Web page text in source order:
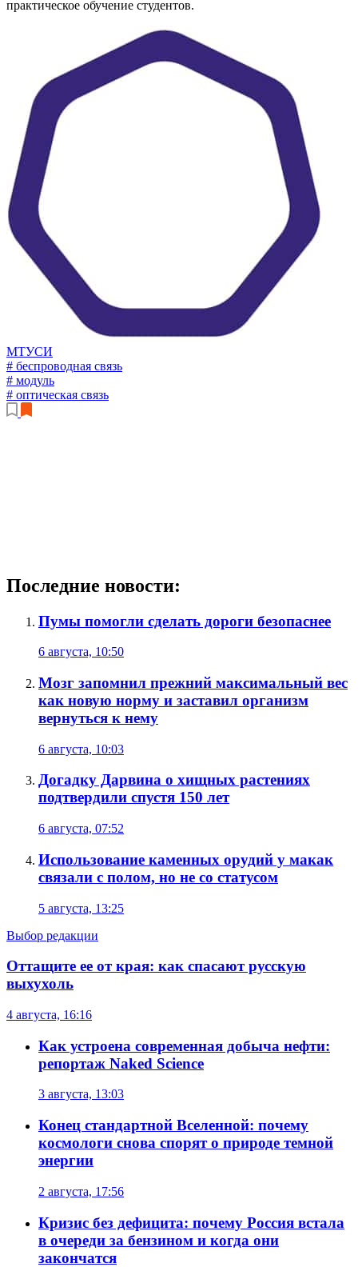
практическое обучение студентов.
МТУСИ
# беспроводная связь
# модуль
# оптическая связь
Последние новости:
Пумы помогли сделать дороги безопаснее
6 августа, 10:50
Мозг запомнил прежний максимальный вес
как новую норму и заставил организм
вернуться к нему
6 августа, 10:03
Догадку Дарвина о хищных растениях
подтвердили спустя 150 лет
6 августа, 07:52
Использование каменных орудий у макак
связали с полом, но не со статусом
5 августа, 13:25
Выбор редакции
Оттащите ее от края: как спасают русскую
выхухоль
4 августа, 16:16
Как устроена современная добыча нефти:
репортаж Naked Science
3 августа, 13:03
Конец стандартной Вселенной: почему
космологи снова спорят о природе темной
энергии
2 августа, 17:56
Кризис без дефицита: почему Россия встала
в очереди за бензином и когда они
закончатся